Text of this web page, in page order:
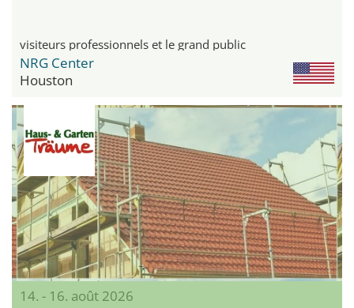
visiteurs professionnels et le grand public
NRG Center
Houston
14. - 16. août 2026